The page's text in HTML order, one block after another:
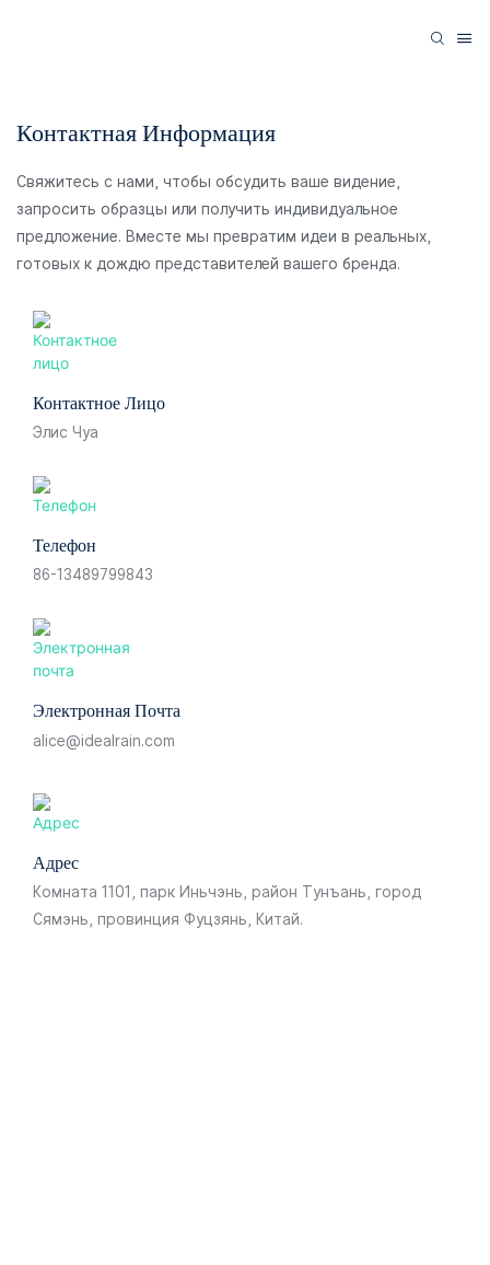
Контактная Информация
Свяжитесь с нами, чтобы обсудить ваше видение,
запросить образцы или получить индивидуальное
предложение. Вместе мы превратим идеи в реальных,
готовых к дождю представителей вашего бренда.
Контактное Лицо
Элис Чуа
Телефон
86-13489799843
Электронная Почта
alice@idealrain.com
Адрес
Комната 1101, парк Иньчэнь, район Тунъань, город
Сямэнь, провинция Фуцзянь, Китай.